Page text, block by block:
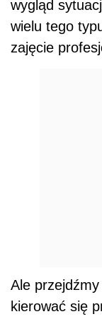
wygląd
wielu tego
zajęcie
Ale
kierować się